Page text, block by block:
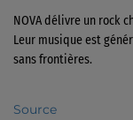
NOVA délivre un rock
Leur musique est
sans frontières.
Source